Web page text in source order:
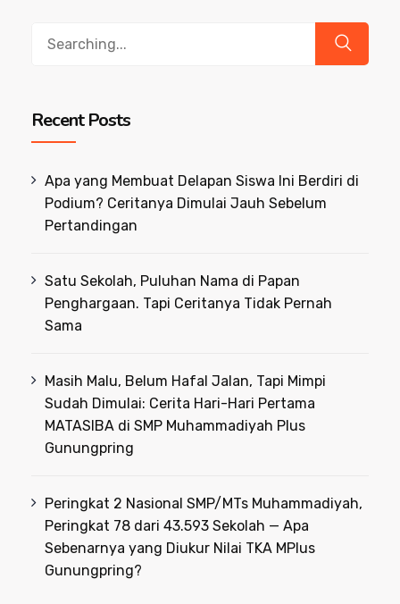
Recent Posts
Apa yang Membuat Delapan Siswa Ini Berdiri di
Podium? Ceritanya Dimulai Jauh Sebelum
Pertandingan
Satu Sekolah, Puluhan Nama di Papan
Penghargaan. Tapi Ceritanya Tidak Pernah
Sama
Masih Malu, Belum Hafal Jalan, Tapi Mimpi
Sudah Dimulai: Cerita Hari-Hari Pertama
MATASIBA di SMP Muhammadiyah Plus
Gunungpring
Peringkat 2 Nasional SMP/MTs Muhammadiyah,
Peringkat 78 dari 43.593 Sekolah — Apa
Sebenarnya yang Diukur Nilai TKA MPlus
Gunungpring?